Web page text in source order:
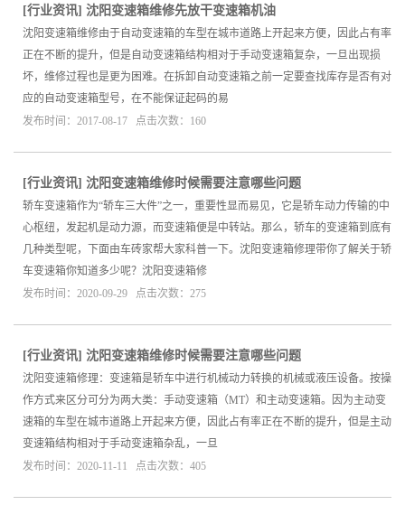
[行业资讯] 沈阳变速箱维修先放干变速箱机油
沈阳变速箱维修由于自动变速箱的车型在城市道路上开起来方便，因此占有率
正在不断的提升，但是自动变速箱结构相对于手动变速箱复杂，一旦出现损
坏，维修过程也是更为困难。在拆卸自动变速箱之前一定要查找库存是否有对
应的自动变速箱型号，在不能保证起码的易
发布时间：2017-08-17 点击次数：160
[行业资讯] 沈阳变速箱维修时候需要注意哪些问题
轿车变速箱作为“轿车三大件”之一，重要性显而易见，它是轿车动力传输的中
心枢纽，发起机是动力源，而变速箱便是中转站。那么，轿车的变速箱到底有
几种类型呢，下面由车砖家帮大家科普一下。沈阳变速箱修理带你了解关于轿
车变速箱你知道多少呢？沈阳变速箱修
发布时间：2020-09-29 点击次数：275
[行业资讯] 沈阳变速箱维修时候需要注意哪些问题
沈阳变速箱修理：变速箱是轿车中进行机械动力转换的机械或液压设备。按操
作方式来区分可分为两大类：手动变速箱（MT）和主动变速箱。因为主动变
速箱的车型在城市道路上开起来方便，因此占有率正在不断的提升，但是主动
变速箱结构相对于手动变速箱杂乱，一旦
发布时间：2020-11-11 点击次数：405